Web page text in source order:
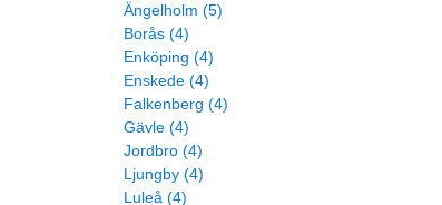
Ängelholm (5)
Borås (4)
Enköping (4)
Enskede (4)
Falkenberg (4)
Gävle (4)
Jordbro (4)
Ljungby (4)
Luleå (4)